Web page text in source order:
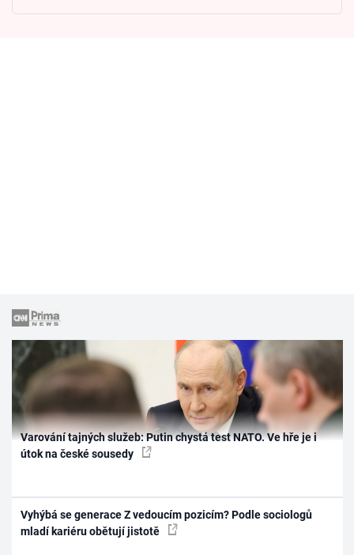
Varování tajných služeb: Putin chystá test NATO. Ve hře je i
útok na české sousedy
Vyhýbá se generace Z vedoucím pozicím? Podle sociologů
mladí kariéru obětují jistotě